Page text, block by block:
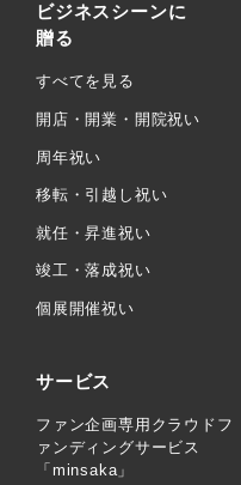
ビジネスシーンに
贈る
すべてを見る
開店・開業・開院祝い
周年祝い
移転・引越し祝い
就任・昇進祝い
竣工・落成祝い
個展開催祝い
サービス
ファン企画専用クラウドフ
ァンディングサービス
「minsaka」